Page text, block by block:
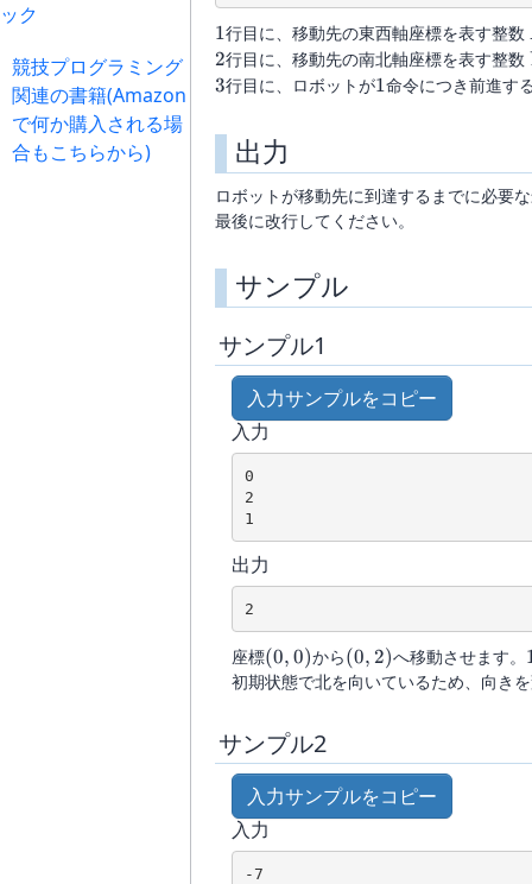
ック
競技プログラミング
関連の書籍(Amazon
で何か購入される場
合もこちらから)
1
1行目に、移動先の東西軸座標を表す整数
2
2行目に、移動先の南北軸座標を表す整数
3
3行目に、ロボットが1
1命令につき前進す
出力
ロボットが移動先に到達するまでに必要
最後に改行してください。
サンプル
サンプル1
入力サンプルをコピー
入力
0
2
出力
座標(0,0)
(0, 0)から(0,2)
(0, 2)へ移動させます。
初期状態で北を向いているため、向き
サンプル2
入力サンプルをコピー
入力
-7